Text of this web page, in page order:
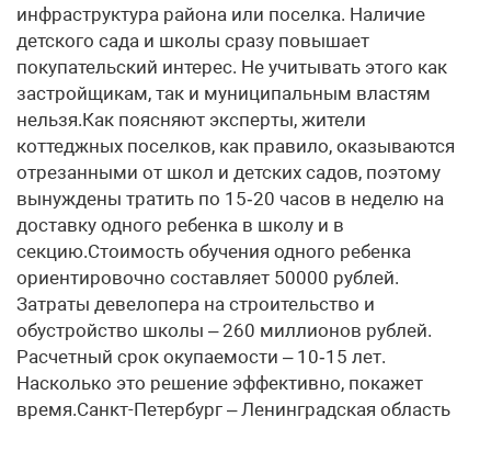
инфраструктура района или поселка. Наличие
детского сада и школы сразу повышает
покупательский интерес. Не учитывать этого как
застройщикам, так и муниципальным властям
нельзя.Как поясняют эксперты, жители
коттеджных поселков, как правило, оказываются
отрезанными от школ и детских садов, поэтому
вынуждены тратить по 15‑20 часов в неделю на
доставку одного ребенка в школу и в
секцию.Стоимость обучения одного ребенка
ориентировочно составляет 50000 рублей.
Затраты девелопера на строительство и
обустройство школы – 260 миллионов рублей.
Расчетный срок окупаемости – 10‑15 лет.
Насколько это решение эффективно, покажет
время.Санкт-Петербург – Ленинградская область